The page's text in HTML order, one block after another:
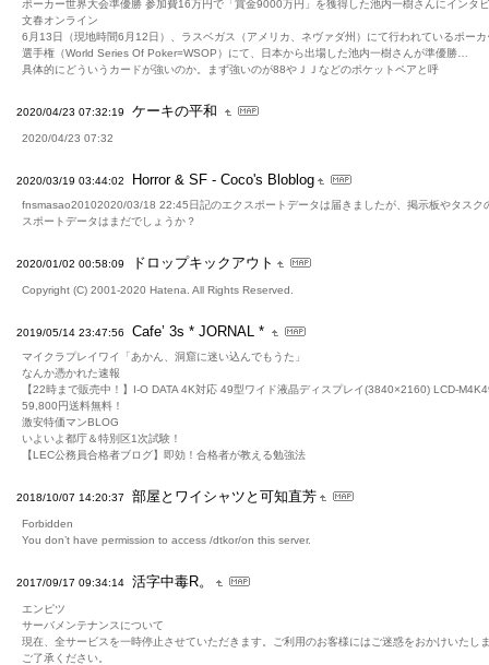
ポーカー世界大会準優勝 参加費16万円で「賞金9000万円」を獲得した池内一樹さんにインタ
文春オンライン
6月13日（現地時間6月12日）、ラスベガス（アメリカ、ネヴァダ州）にて行われているポーカ
選手権（World Series Of Poker=WSOP）にて、日本から出場した池内一樹さんが準優勝…
具体的にどういうカードが強いのか。まず強いのが88やＪＪなどのポケットペアと呼
2020/04/23 07:32:19 ケーキの平和
2020/04/23 07:32
2020/03/19 03:44:02 Horror & SF - Coco's Bloblog
fnsmasao20102020/03/18 22:45日記のエクスポートデータは届きましたが、掲示板やタスク
スポートデータはまだでしょうか？
2020/01/02 00:58:09 ドロップキックアウト
Copyright (C) 2001-2020 Hatena. All Rights Reserved.
2019/05/14 23:47:56 Cafe’ 3s * JORNAL *
マイクラプレイワイ「あかん、洞窟に迷い込んでもうた」
なんか憑かれた速報
【22時まで販売中！】I-O DATA 4K対応 49型ワイド液晶ディスプレイ(3840×2160) LCD-
59,800円送料無料！
激安特価マンBLOG
いよいよ都庁＆特別区1次試験！
【LEC公務員合格者ブログ】即効！合格者が教える勉強法
2018/10/07 14:20:37 部屋とワイシャツと可知直芳
Forbidden
You don’t have permission to access /dtkor/on this server.
2017/09/17 09:34:14 活字中毒R。
エンピツ
サーバメンテナンスについて
現在、全サービスを一時停止させていただきます。ご利用のお客様にはご迷惑をおかけいたし
ご了承ください。